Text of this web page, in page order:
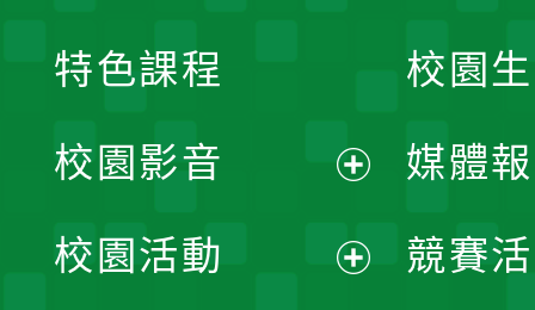
校園
媒體
競賽
特色課程
校園影音
開
校園活動